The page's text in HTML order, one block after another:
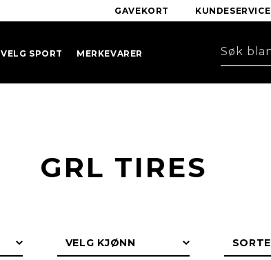
GAVEKORT KUNDESERVICE
VELG SPORT MERKEVARER
GRL TIRES